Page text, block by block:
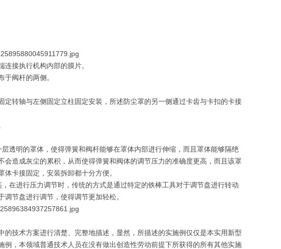
接执行机构内部的膜片。
阀杆的两侧。
转轴与左侧固定立柱固定安装，所述防尘罩的另一侧通过卡齿与卡扣的卡接
层透明的罩体，使得弹簧和阀杆能够在罩体内部进行伸缩，而且罩体能够隔绝
造成灰尘的累积，从而使得弹簧和阀体的调节压力的准确度更高，而且该罩
卡接固定，安装拆卸都十分方便。
，在进行压力调节时，传统的方式是通过特定的铁棒工具对于调节盘进行转动
节盘进行调节，使得调节更加轻松。
技术方案进行清楚、完整地描述，显然，所描述的实施例仅仅是本实用新型
，本领域普通技术人员在没有做出创造性劳动前提下所获得的所有其他实施